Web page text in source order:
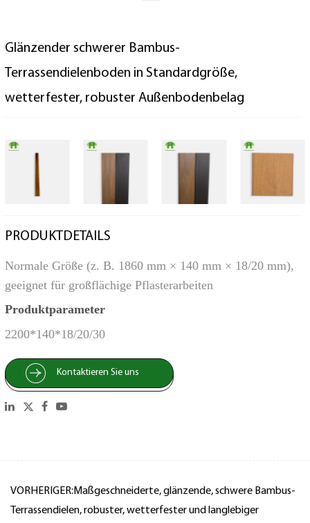
Glänzender schwerer Bambus-
Terrassendielenboden in Standardgröße,
wetterfester, robuster Außenbodenbelag
PRODUKTDETAILS
Normale Größe (z. B. 1860 mm × 140 mm × 18/20 mm),
geeignet für großflächige Pflasterarbeiten
Produktparameter
2200*140*18/20/30
Kontaktieren Sie uns
VORHERIGER:Maßgeschneiderte, glänzende, schwere Bambus-
Terrassendielen, robuster, wetterfester und langlebiger